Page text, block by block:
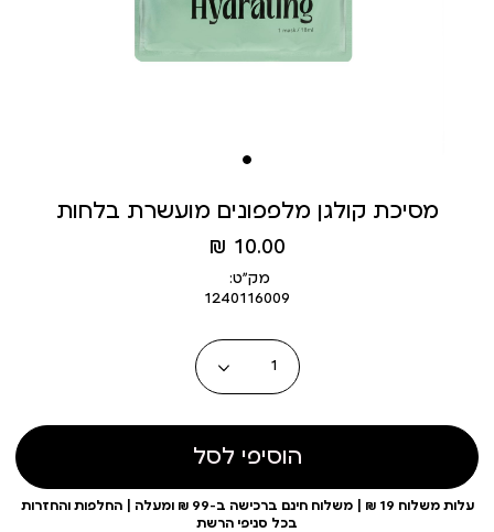
מסיכת קולגן מלפפונים מועשרת בלחות
מחיר
מוצר
10.00 ₪
מק״ט:
1240116009
כמות
הוסיפי לסל
עלות משלוח 19 ₪ | משלוח חינם ברכישה ב-99 ₪ ומעלה | החלפות והחזרות
בכל סניפי הרשת